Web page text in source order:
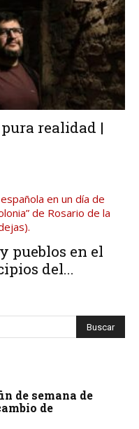
realidad |
pueblos en el
del...
de semana de
de